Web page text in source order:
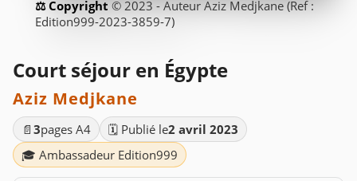
© 2023 - Auteur Aziz Medjkane (Ref :
Edition999-2023-3859-7)
Court séjour en Égypte
Aziz Medjkane
📄 3pages A4 🗓️ Publié le2 avril 2023
🎓 Ambassadeur Edition999